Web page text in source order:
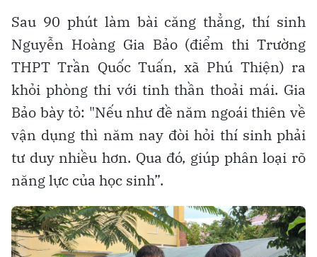
Sau 90 phút làm bài căng thẳng, thí sinh
Nguyễn Hoàng Gia Bảo (điểm thi Trường
THPT Trần Quốc Tuấn, xã Phú Thiện) ra
khỏi phòng thi với tinh thần thoải mái. Gia
Bảo bày tỏ: "Nếu như đề năm ngoái thiên về
vận dụng thì năm nay đòi hỏi thí sinh phải
tư duy nhiều hơn. Qua đó, giúp phân loại rõ
năng lực của học sinh”.